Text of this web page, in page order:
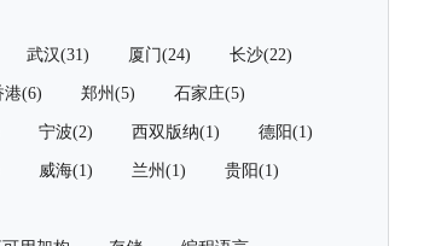
武汉(31) 厦门(24) 长沙(22)
港(6) 郑州(5) 石家庄(5)
宁波(2) 西双版纳(1) 德阳(1)
威海(1) 兰州(1) 贵阳(1)